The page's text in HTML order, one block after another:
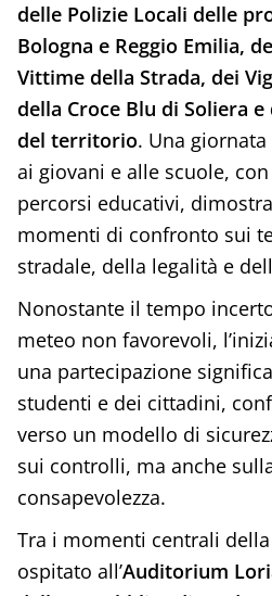
delle Polizie Locali delle
Bologna e Reggio Emilia,
Vittime della Strada, dei
della Croce Blu di Soliera
del territorio. Una
ai giovani e alle scuole,
percorsi educativi,
momenti di confronto sui
stradale, della legalità e
Nonostante il tempo
meteo non favorevoli,
una partecipazione
studenti e dei cittadini,
verso un modello di
sui controlli, ma anche
consapevolezza.
Tra i momenti centrali
ospitato all’Auditorium